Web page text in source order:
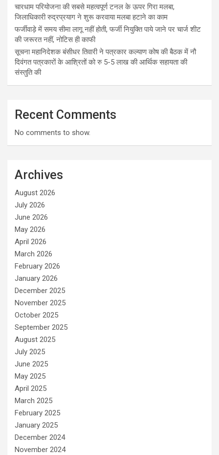
चारधाम परियोजना की सबसे महत्वपूर्ण टनल के ऊपर गिरा मलबा,
जिलाधिकारी रुद्रप्रयाग ने शुरू करवाया मलबा हटाने का काम
फर्जीवाड़े में समय सीमा लागू नहीं होती, फर्जी नियुक्ति पाये जाने पर चार्ज शीट
की जरूरत नहीं, नोटिस ही काफी
सूचना महानिदेशक बंसीधर तिवारी ने पत्रकार कल्याण कोष की बैठक में नौ
दिवंगत पत्रकारों के आश्रितों को रु 5-5 लाख की आर्थिक सहायता की
संस्तुति की
Recent Comments
No comments to show.
Archives
August 2026
July 2026
June 2026
May 2026
April 2026
March 2026
February 2026
January 2026
December 2025
November 2025
October 2025
September 2025
August 2025
July 2025
June 2025
May 2025
April 2025
March 2025
February 2025
January 2025
December 2024
November 2024